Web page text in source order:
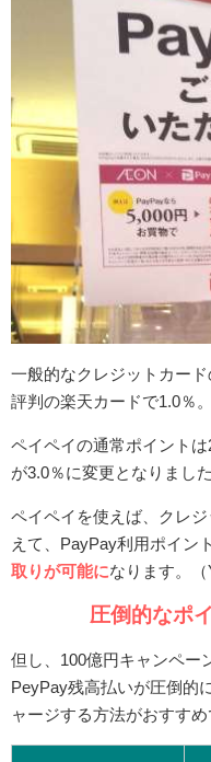
一般的なクレジットカー
評判の楽天カードで1.0％。
ペイペイの通常ポイント
が3.0％に変更となりました
ペイペイを使えば、クレ
えて、PayPay利用ポイン
取りが可能になります。（
圧倒的なポ
但し、100億円キャンペー
PeyPay残高払いが圧倒的
ャージする方法がおすすめ